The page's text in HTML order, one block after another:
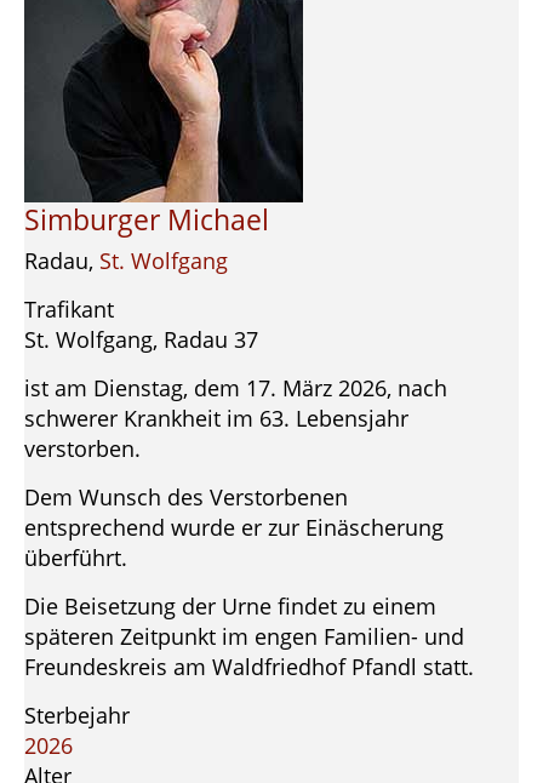
Simburger Michael
Radau, St. Wolfgang
Trafikant
St. Wolfgang, Radau 37
ist am Dienstag, dem 17. März 2026, nach
schwerer Krankheit im 63. Lebensjahr
verstorben.
Dem Wunsch des Verstorbenen
entsprechend wurde er zur Einäscherung
überführt.
Die Beisetzung der Urne findet zu einem
späteren Zeitpunkt im engen Familien- und
Freundeskreis am Waldfriedhof Pfandl statt.
Sterbejahr
2026
Alter